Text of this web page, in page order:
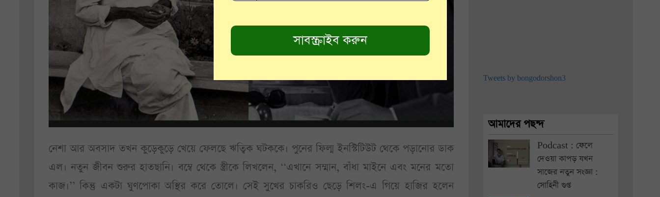
নেশা আর অবসাদ তখন কুড়েকুড়ে খেয়ে ফেলছে ঋত্বিক ঘটককে। পুনের ফিল্ম ইনস্টিটিউট থেকে পড়ানোর ডাক
এল। নতুন জীবন শুরুর হাতছানি। বম্বে থেকে স্ত্রীকে লিখলেন, ‘‘এখানে সম্মান, বাঁধা মাইনে এবং মনের মতো
কাজ।’’ কিন্তু একটা ঘুণপোকা অস্থির করে তোলে। সেই সুখের চাকরিও ছেড়ে শিলং-এ গিয়ে হাজির হলেন
Tweets by bongodorshon3
আমাদের পছন্দ
Podcast : ফেলে
দেওয়া কাপড় যখন
সাজের নতুন সংজ্ঞা :
সোহিনী গুপ্ত